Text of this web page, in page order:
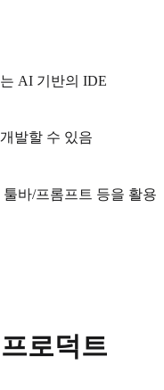
AI 기반의 IDE
발할 수 있음
바/프롬프트 등을 활용
로덕트